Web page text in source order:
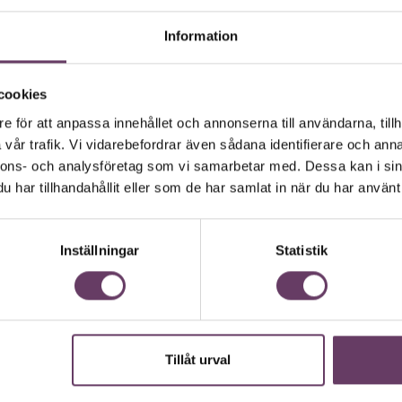
Information
för att anpassa innehållet och annonserna till användarna,
trafik. Vi vidarebefordrar även sådana identifierare och
och analysföretag som vi samarbetar med. Dessa kan i
har tillhandahållit eller som de har samlat in när du har
Inställningar Statistik
Tillåt urval
Maria Ågren erkänner
döms för att ha röjt
Ygeman (S) och
hotet om en
tagit år att utveckla och kostat
buggar och säkerhetsproblem.
elevdokumentation läcker ut. När
enkelt kan få ut namn och
stängs plattformen en hel
öppet på nätet efter en it-attack
Läckta dokument som visar SEB:s
i en svensk stad,
och uppgifter om riksdagens